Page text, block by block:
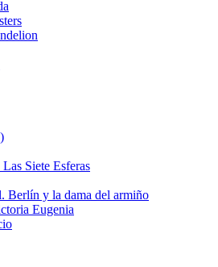
Siete Esferas
Berlín y la dama del armiño
Eugenia